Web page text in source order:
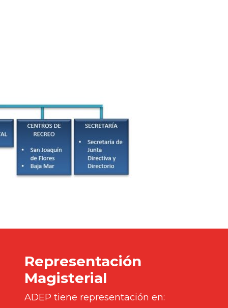
Representación
Magisterial
ADEP tiene representación en: